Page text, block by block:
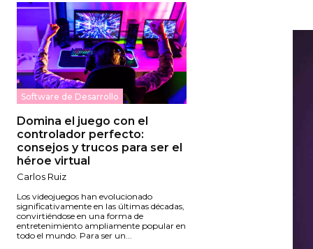
Software de Desarrollo
Domina el juego con el
controlador perfecto:
consejos y trucos para ser el
héroe virtual
Carlos Ruiz
Los videojuegos han evolucionado
significativamente en las últimas décadas,
convirtiéndose en una forma de
entretenimiento ampliamente popular en
todo el mundo. Para ser un...